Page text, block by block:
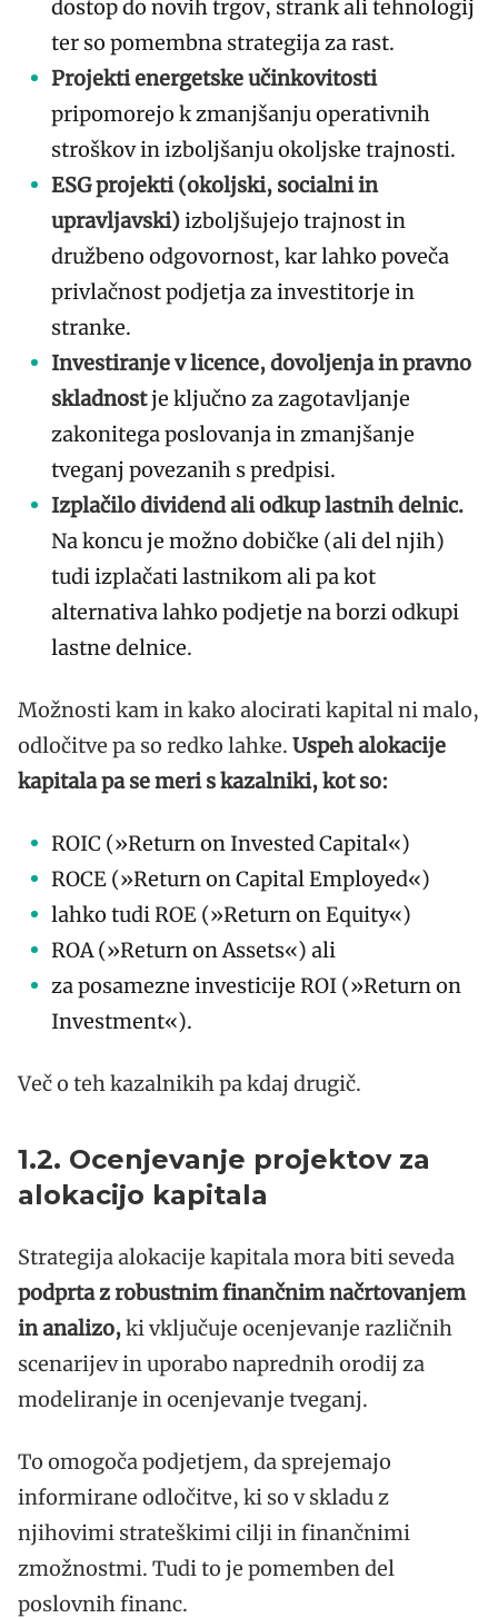
dostop do novih trgov, strank ali tehnologij
ter so pomembna strategija za rast.
Projekti energetske učinkovitosti
pripomorejo k zmanjšanju operativnih
stroškov in izboljšanju okoljske trajnosti.
ESG projekti (okoljski, socialni in
upravljavski)izboljšujejo trajnost in
družbeno odgovornost, kar lahko poveča
privlačnost podjetja za investitorje in
stranke.
Investiranje v licence, dovoljenja in pravno
skladnostje ključno za zagotavljanje
zakonitega poslovanja in zmanjšanje
tveganj povezanih s predpisi.
Izplačilo dividend ali odkup lastnih delnic.
Na koncu je možno dobičke (ali del njih)
tudi izplačati lastnikom ali pa kot
alternativa lahko podjetje na borzi odkupi
lastne delnice.
Možnosti kam in kako alocirati kapital ni malo,
odločitve pa so redko lahke. Uspeh alokacije
kapitala pa se meri s kazalniki, kot so:
ROIC (»Return on Invested Capital«)
ROCE (»Return on Capital Employed«)
lahko tudi ROE (»Return on Equity«)
ROA (»Return on Assets«) ali
za posamezne investicije ROI (»Return on
Investment«).
Več o teh kazalnikih pa kdaj drugič.
1.2. Ocenjevanje projektov za
alokacijo kapitala
Strategija alokacije kapitala mora biti seveda
podprta z robustnim finančnim načrtovanjem
in analizo,ki vključuje ocenjevanje različnih
scenarijev in uporabo naprednih orodij za
modeliranje in ocenjevanje tveganj.
To omogoča podjetjem, da sprejemajo
informirane odločitve, ki so v skladu z
njihovimi strateškimi cilji in finančnimi
zmožnostmi. Tudi to je pomemben del
poslovnih financ.